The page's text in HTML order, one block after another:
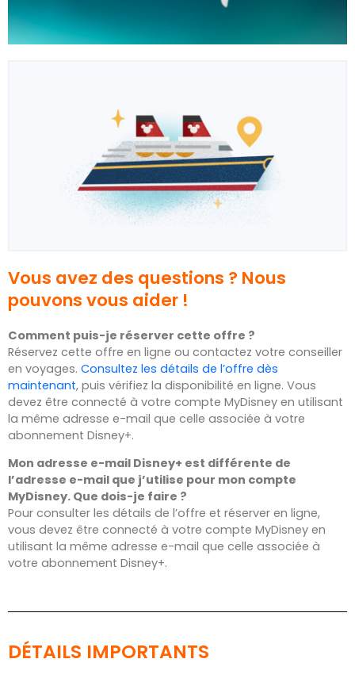
Vous avez des questions ? Nous
pouvons vous aider !
Comment puis-je réserver cette offre ?
Réservez cette offre en ligne ou contactez votre conseiller
en voyages. Consultez les détails de l’offre dès
maintenant, puis vérifiez la disponibilité en ligne. Vous
devez être connecté à votre compte MyDisney en utilisant
la même adresse e-mail que celle associée à votre
abonnement Disney+.
Mon adresse e-mail Disney+ est différente de
l’adresse e-mail que j’utilise pour mon compte
MyDisney. Que dois-je faire ?
Pour consulter les détails de l’offre et réserver en ligne,
vous devez être connecté à votre compte MyDisney en
utilisant la même adresse e-mail que celle associée à
votre abonnement Disney+.
DÉTAILS IMPORTANTS